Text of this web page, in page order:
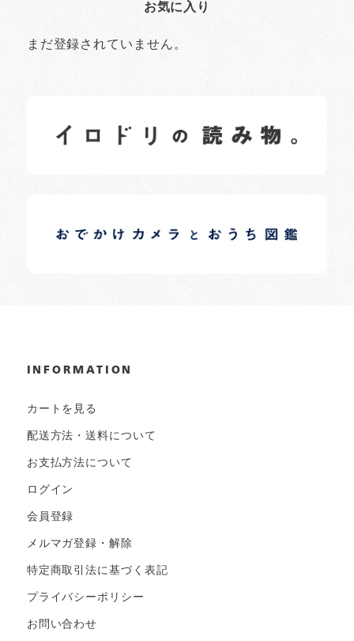
お気に入り
まだ登録されていません。
日常の様子など随時更新中です。
日常の様子など随時更新中です。
INFORMATION
カートを見る
配送方法・送料について
お支払方法について
ログイン
会員登録
メルマガ登録・解除
特定商取引法に基づく表記
プライバシーポリシー
お問い合わせ